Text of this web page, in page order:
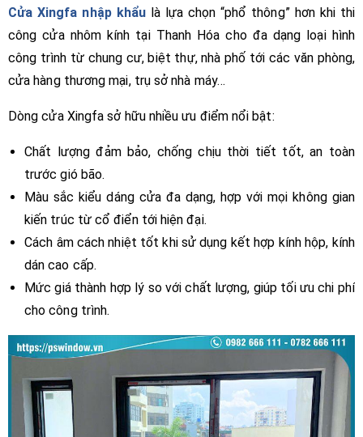
Cửa Xingfa nhập khẩulà lựa chọn “phổ thông” hơn khi thi
công cửa nhôm kính tại Thanh Hóa cho đa dạng loại hình
công trình từ chung cư, biệt thự, nhà phố tới các văn phòng,
cửa hàng thương mại, trụ sở nhà máy…
Dòng cửa Xingfa sở hữu nhiều ưu điểm nổi bật:
Chất lượng đảm bảo, chống chịu thời tiết tốt, an toàn
trước gió bão.
Màu sắc kiểu dáng cửa đa dạng, hợp với mọi không gian
kiến trúc từ cổ điển tới hiện đại.
Cách âm cách nhiệt tốt khi sử dụng kết hợp kính hộp, kính
dán cao cấp.
Mức giá thành hợp lý so với chất lượng, giúp tối ưu chi phí
cho công trình.